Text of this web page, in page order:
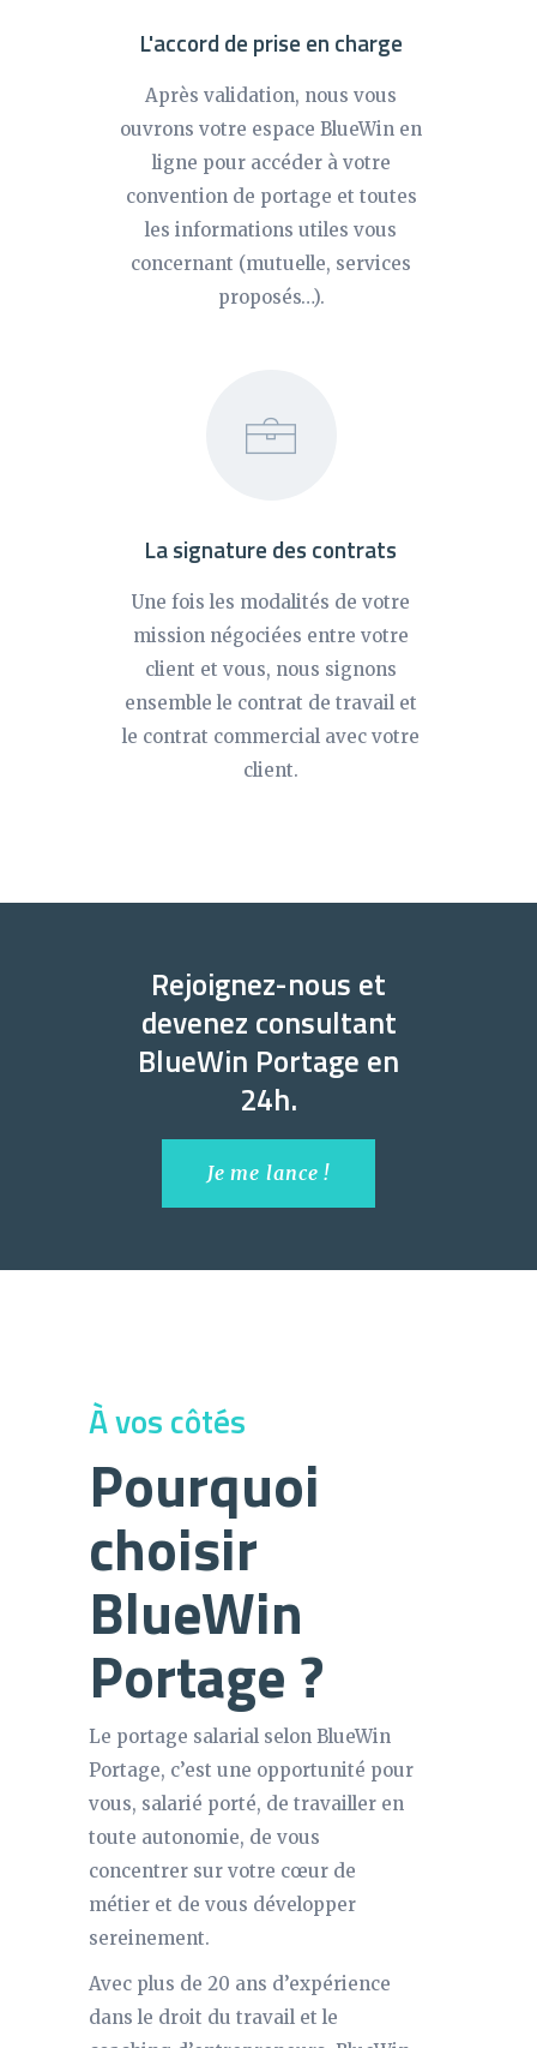
L'accord de prise en charge
Après validation, nous vous
ouvrons votre espace BlueWin en
ligne pour accéder à votre
convention de portage et toutes
les informations utiles vous
concernant (mutuelle, services
proposés…).
La signature des contrats
Une fois les modalités de votre
mission négociées entre votre
client et vous, nous signons
ensemble le contrat de travail et
le contrat commercial avec votre
client.
Rejoignez-nous et
devenez consultant
BlueWin Portage en
24h.
Je me lance !
À vos côtés
Pourquoi
choisir
BlueWin
Portage ?
Le portage salarial selon BlueWin
Portage, c’est une opportunité pour
vous, salarié porté, de travailler en
toute autonomie, de vous
concentrer sur votre cœur de
métier et de vous développer
sereinement.
Avec plus de 20 ans d’expérience
dans le droit du travail et le